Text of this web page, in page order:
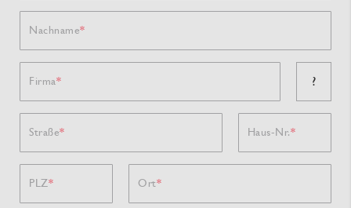
Nachname
Firma ?
Straße Haus-Nr.
PLZ Ort